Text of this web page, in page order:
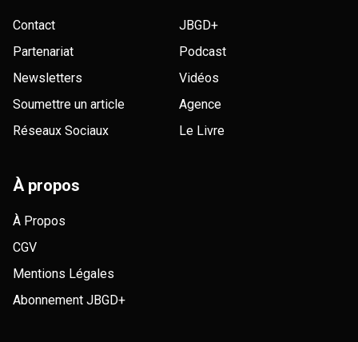
Contact
Partenariat
Newsletters
Soumettre un article
Réseaux Sociaux
JBGD+
Podcast
Vidéos
Agence
Le Livre
À propos
À Propos
CGV
Mentions Légales
Abonnement JBGD+